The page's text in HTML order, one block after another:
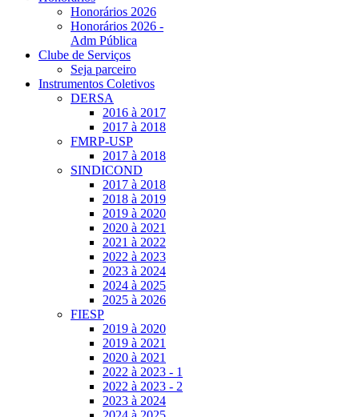
Honorários 2026
Honorários 2026 -
Adm Pública
Clube de Serviços
Seja parceiro
Instrumentos Coletivos
DERSA
2016 à 2017
2017 à 2018
FMRP-USP
2017 à 2018
SINDICOND
2017 à 2018
2018 à 2019
2019 à 2020
2020 à 2021
2021 à 2022
2022 à 2023
2023 à 2024
2024 à 2025
2025 à 2026
FIESP
2019 à 2020
2019 à 2021
2020 à 2021
2022 à 2023 - 1
2022 à 2023 - 2
2023 à 2024